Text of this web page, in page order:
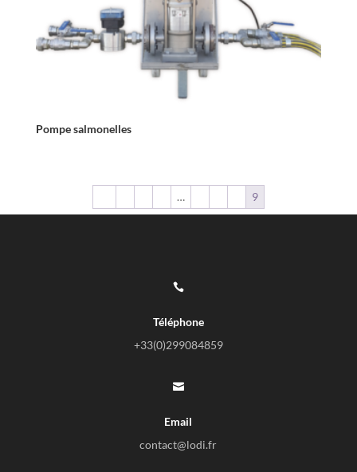
Pompe salmonelles
… 9

Téléphone
+33(0)299084859

Email
contact@lodi.fr